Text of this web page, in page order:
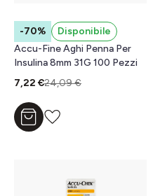
-70%
Disponibile
Accu-Fine Aghi Penna Per
Insulina 8mm 31G 100 Pezzi
7,22 €24,09 €
Aggiungi al carrello